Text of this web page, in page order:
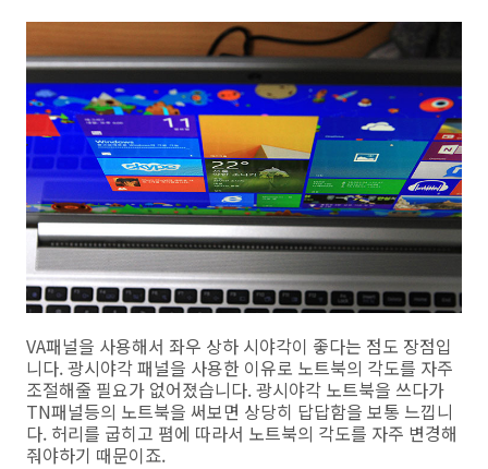
VA패널을 사용해서 좌우 상하 시야각이 좋다는 점도 장점입
니다. 광시야각 패널을 사용한 이유로 노트북의 각도를 자주
조절해줄 필요가 없어졌습니다. 광시야각 노트북을 쓰다가
TN패널등의 노트북을 써보면 상당히 답답함을 보통 느낍니
다. 허리를 굽히고 폄에 따라서 노트북의 각도를 자주 변경해
줘야하기 때문이죠.